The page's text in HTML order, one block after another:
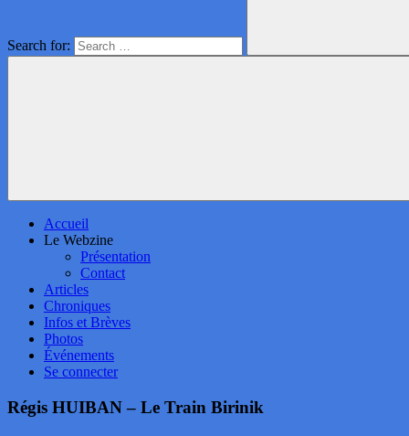
Search for:
Accueil
Le Webzine
Présentation
Contact
Articles
Chroniques
Infos et Brèves
Photos
Événements
Se connecter
Régis HUIBAN – Le Train Birinik